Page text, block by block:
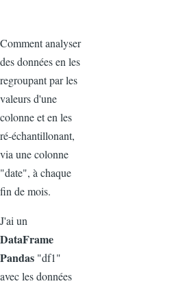
Comment analyser
des données en les
regroupant par les
valeurs d'une
colonne et en les
ré-échantillonant,
via une colonne
"date", à chaque
fin de mois.
J'ai un
DataFrame
Pandas "df1"
avec les données